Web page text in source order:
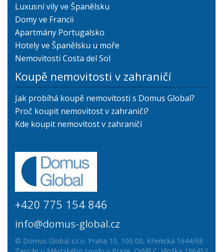
Luxusní vily ve Španělsku
Domy ve Francii
Apartmány Portugalsko
Hotely ve Španělsku u moře
Nemovitosti Costa del Sol
Koupě nemovitosti v zahraničí
Jak probíhá koupě nemovitosti s Domus Global?
Proč koupit nemovitost v zahraničí?
Kde koupit nemovitost v zahraničí
+420 775 154 846
info@domus-global.cz
© Domus Global s.r.o. Praha 10, 100 00, Křenická 1644/68